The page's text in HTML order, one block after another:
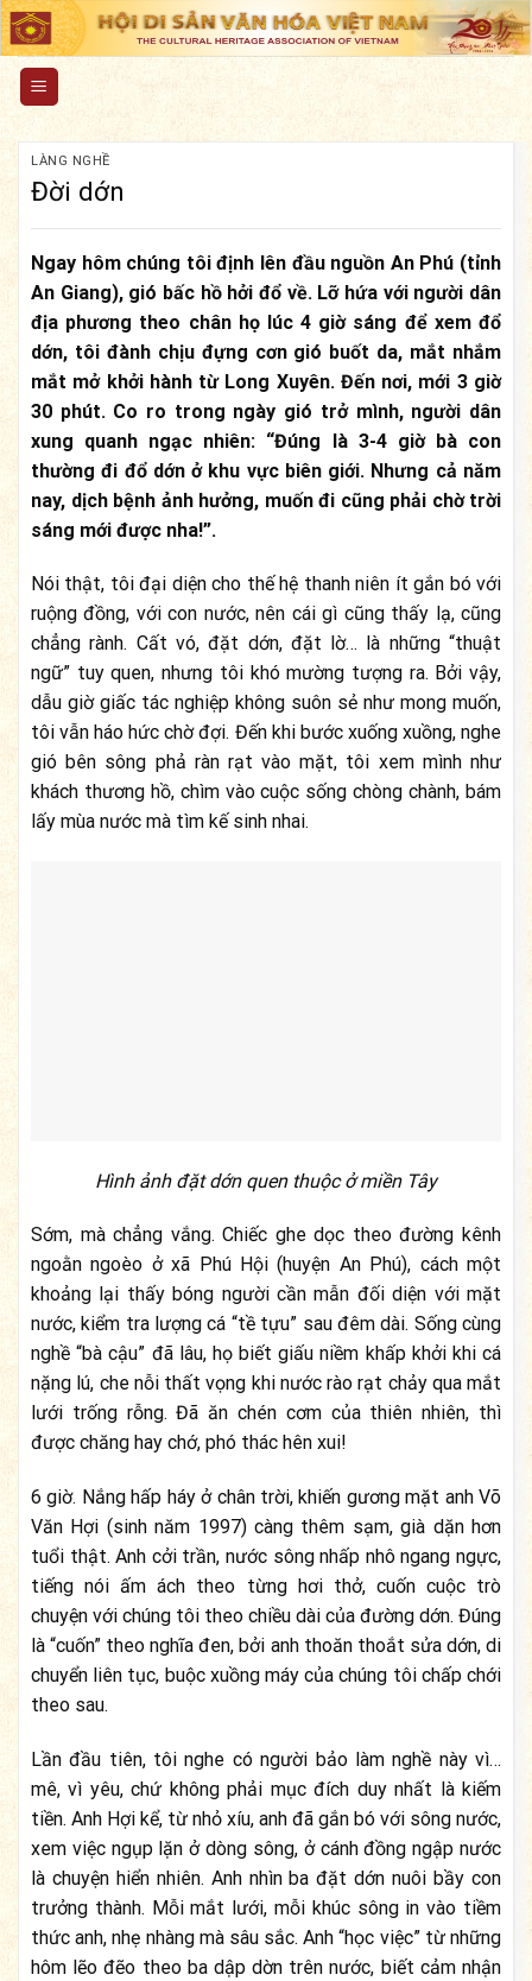
Skip
to
content
LÀNG NGHỀ
Đời dớn
Ngay hôm chúng tôi định lên đầu nguồn An Phú (tỉnh
An Giang), gió bấc hồ hởi đổ về. Lỡ hứa với người dân
địa phương theo chân họ lúc 4 giờ sáng để xem đổ
dớn, tôi đành chịu đựng cơn gió buốt da, mắt nhắm
mắt mở khởi hành từ Long Xuyên. Đến nơi, mới 3 giờ
30 phút. Co ro trong ngày gió trở mình, người dân
xung quanh ngạc nhiên: “Đúng là 3-4 giờ bà con
thường đi đổ dớn ở khu vực biên giới. Nhưng cả năm
nay, dịch bệnh ảnh hưởng, muốn đi cũng phải chờ trời
sáng mới được nha!”.
Nói thật, tôi đại diện cho thế hệ thanh niên ít gắn bó với
ruộng đồng, với con nước, nên cái gì cũng thấy lạ, cũng
chẳng rành. Cất vó, đặt dớn, đặt lờ… là những “thuật
ngữ” tuy quen, nhưng tôi khó mường tượng ra. Bởi vậy,
dẫu giờ giấc tác nghiệp không suôn sẻ như mong muốn,
tôi vẫn háo hức chờ đợi. Đến khi bước xuống xuồng, nghe
gió bên sông phả ràn rạt vào mặt, tôi xem mình như
khách thương hồ, chìm vào cuộc sống chòng chành, bám
lấy mùa nước mà tìm kế sinh nhai.
Hình ảnh đặt dớn quen thuộc ở miền Tây
Sớm, mà chẳng vắng. Chiếc ghe dọc theo đường kênh
ngoằn ngoèo ở xã Phú Hội (huyện An Phú), cách một
khoảng lại thấy bóng người cần mẫn đối diện với mặt
nước, kiểm tra lượng cá “tề tựu” sau đêm dài. Sống cùng
nghề “bà cậu” đã lâu, họ biết giấu niềm khấp khởi khi cá
nặng lú, che nỗi thất vọng khi nước rào rạt chảy qua mắt
lưới trống rỗng. Đã ăn chén cơm của thiên nhiên, thì
được chăng hay chớ, phó thác hên xui!
6 giờ. Nắng hấp háy ở chân trời, khiến gương mặt anh Võ
Văn Hợi (sinh năm 1997) càng thêm sạm, già dặn hơn
tuổi thật. Anh cởi trần, nước sông nhấp nhô ngang ngực,
tiếng nói ấm ách theo từng hơi thở, cuốn cuộc trò
chuyện với chúng tôi theo chiều dài của đường dớn. Đúng
là “cuốn” theo nghĩa đen, bởi anh thoăn thoắt sửa dớn, di
chuyển liên tục, buộc xuồng máy của chúng tôi chấp chới
theo sau.
Lần đầu tiên, tôi nghe có người bảo làm nghề này vì…
mê, vì yêu, chứ không phải mục đích duy nhất là kiếm
tiền. Anh Hợi kể, từ nhỏ xíu, anh đã gắn bó với sông nước,
xem việc ngụp lặn ở dòng sông, ở cánh đồng ngập nước
là chuyện hiển nhiên. Anh nhìn ba đặt dớn nuôi bầy con
trưởng thành. Mỗi mắt lưới, mỗi khúc sông in vào tiềm
thức anh, nhẹ nhàng mà sâu sắc. Anh “học việc” từ những
hôm lẽo đẽo theo ba dập dờn trên nước, biết cảm nhận